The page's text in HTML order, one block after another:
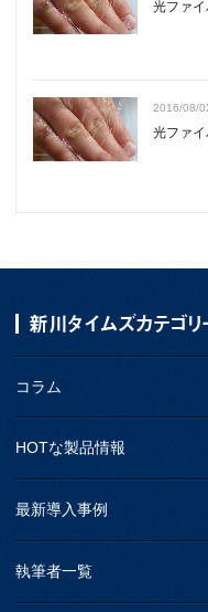
光ファ
2016/08/
光ファ
新川タイムズカテゴ
コラム
HOTな製品情報
最新導入事例
執筆者一覧